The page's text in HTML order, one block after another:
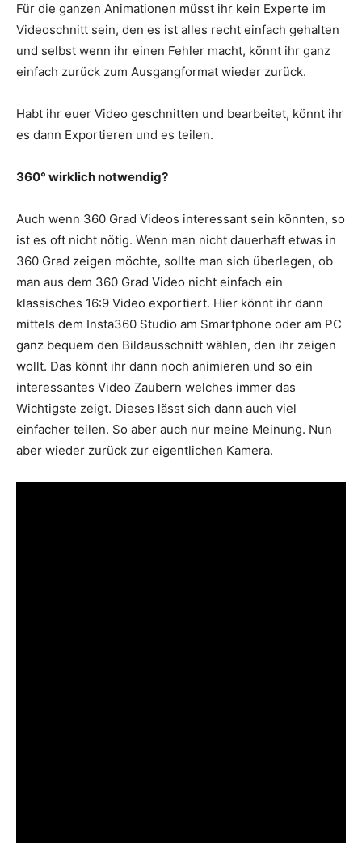
Für die ganzen Animationen müsst ihr kein Experte im
Videoschnitt sein, den es ist alles recht einfach gehalten
und selbst wenn ihr einen Fehler macht, könnt ihr ganz
einfach zurück zum Ausgangformat wieder zurück.
Habt ihr euer Video geschnitten und bearbeitet, könnt ihr
es dann Exportieren und es teilen.
360° wirklich notwendig?
Auch wenn 360 Grad Videos interessant sein könnten, so
ist es oft nicht nötig. Wenn man nicht dauerhaft etwas in
360 Grad zeigen möchte, sollte man sich überlegen, ob
man aus dem 360 Grad Video nicht einfach ein
klassisches 16:9 Video exportiert. Hier könnt ihr dann
mittels dem Insta360 Studio am Smartphone oder am PC
ganz bequem den Bildausschnitt wählen, den ihr zeigen
wollt. Das könnt ihr dann noch animieren und so ein
interessantes Video Zaubern welches immer das
Wichtigste zeigt. Dieses lässt sich dann auch viel
einfacher teilen. So aber auch nur meine Meinung. Nun
aber wieder zurück zur eigentlichen Kamera.